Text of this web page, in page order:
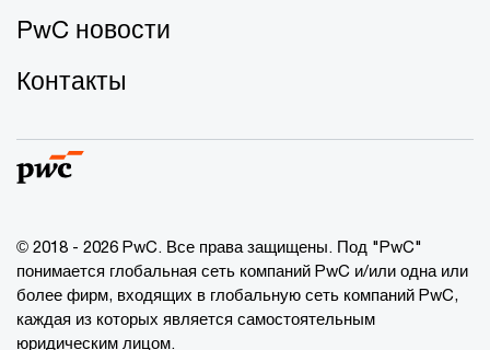
PwC новости
Контакты
© 2018 - 2026 PwC. Все права защищены. Под "PwC"
понимается глобальная сеть компаний PwC и/или одна или
более фирм, входящих в глобальную сеть компаний PwC,
каждая из которых является самостоятельным
юридическим лицом.